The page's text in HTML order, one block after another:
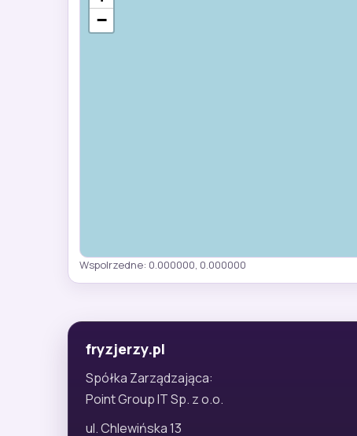
−
Wspolrzedne: 0.000000, 0.000000
fryzjerzy.pl
Spółka Zarządzająca:
Point Group IT Sp. z o.o.
ul. Chlewińska 13